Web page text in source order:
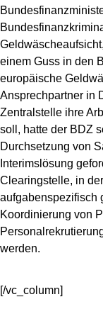
einem Guss in den
europäische
Ansprechpartner in
Zentralstelle ihre
soll, hatte der BDZ
Durchsetzung von
Interimslösung
Clearingstelle, in
aufgabenspezifisch
Koordinierung von
werden.
[/vc_column]